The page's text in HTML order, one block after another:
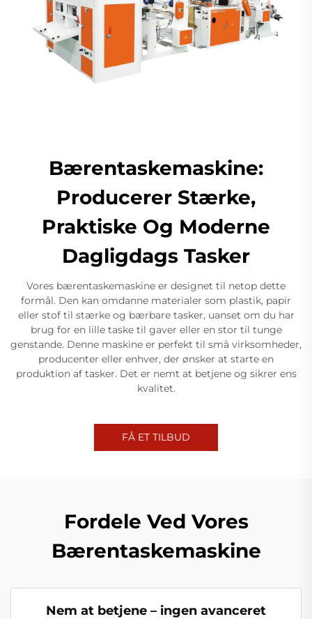
Bærentaskemaskine:
Producerer Stærke,
Praktiske Og Moderne
Dagligdags Tasker
Vores bærentaskemaskine er designet til netop dette
formål. Den kan omdanne materialer som plastik, papir
eller stof til stærke og bærbare tasker, uanset om du har
brug for en lille taske til gaver eller en stor til tunge
genstande. Denne maskine er perfekt til små virksomheder,
producenter eller enhver, der ønsker at starte en
produktion af tasker. Det er nemt at betjene og sikrer ens
kvalitet.
FÅ ET TILBUD
Fordele Ved Vores
Bærentaskemaskine
Nem at betjene – ingen avanceret